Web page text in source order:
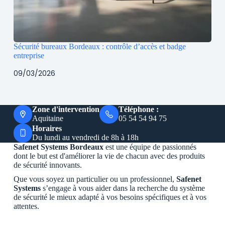
Sécurité bureaux Bordeaux : contrôle d’accès et badge
entreprise
09/03/2026
Zone d'intervention
Aquitaine
Téléphone :
05 54 54 94 75
Horaires
Du lundi au vendredi de 8h à 18h
Safenet Systems Bordeauxest une équipe de passionnés
dont le but est d'améliorer la vie de chacun avec des produits
de sécurité innovants.
Que vous soyez un particulier ou un professionnel, Safenet
Systemss’engage à vous aider dans la recherche du système
de sécurité le mieux adapté à vos besoins spécifiques et à vos
attentes.